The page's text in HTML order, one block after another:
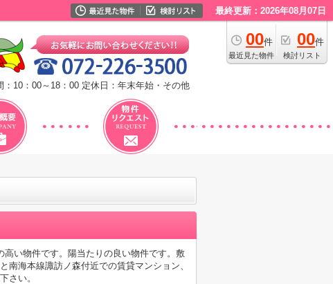
最終更新：2026年08月07日
00件
最近見た物件
00件
検討リスト
：10：00～18：00 定休日：年末年始・その他
い物件です。陽当たりの良い物件です。敷
海本線諏訪ノ森付近での賃貸マンション、
さい。